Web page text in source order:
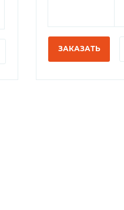
ЗАКАЗАТЬ